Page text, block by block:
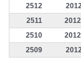
2512
2511
2510
2509